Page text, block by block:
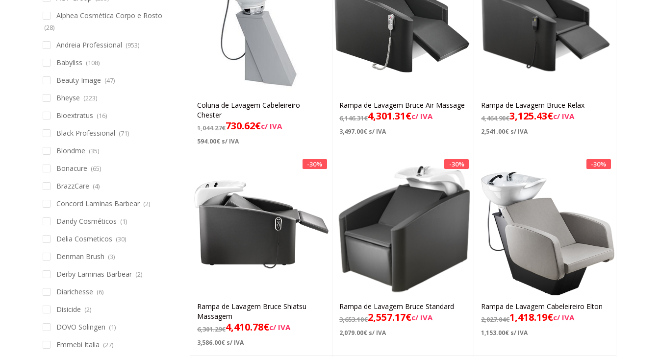
Adicionar
Coluna de Lavagem Cabeleireiro
Chester
1,044.27€730.62€c/ IVA
594.00€ s/ IVA
Adicionar
Rampa de Lavagem Bruce Air Massage
6,146.31€4,301.31€c/ IVA
3,497.00€ s/ IVA
Adicionar
Rampa de Lavagem Bruce Relax
4,464.90€3,125.43€c/ IVA
2,541.00€ s/ IVA
-30%
Adicionar
Rampa de Lavagem Bruce Shiatsu
Massagem
6,301.29€4,410.78€c/ IVA
3,586.00€ s/ IVA
-30%
Adicionar
Rampa de Lavagem Bruce Standard
3,653.10€2,557.17€c/ IVA
2,079.00€ s/ IVA
-30%
Adicionar
Rampa de Lavagem Cabeleireiro Elton
2,027.04€1,418.19€c/ IVA
1,153.00€ s/ IVA
Alphea Cosmética Corpo e Rosto
(28)
Andreia Professional (953)
Babyliss (108)
Beauty Image (47)
Bheyse (223)
Bioextratus (16)
Black Professional (71)
Blondme (35)
Bonacure (65)
BrazzCare (4)
Concord Laminas Barbear (2)
Dandy Cosméticos (1)
Delia Cosmeticos (30)
Denman Brush (3)
Derby Laminas Barbear (2)
Diarichesse (6)
Disicide (2)
DOVO Solingen (1)
Emmebi Italia (27)